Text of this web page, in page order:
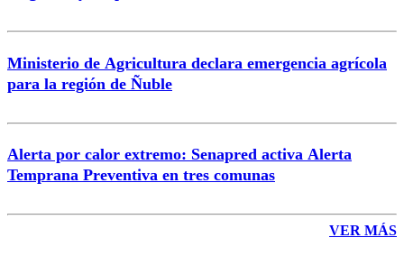
Ministerio de Agricultura declara emergencia agrícola
para la región de Ñuble
Alerta por calor extremo: Senapred activa Alerta
Temprana Preventiva en tres comunas
VER MÁS